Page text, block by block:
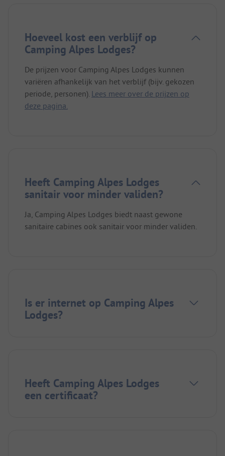
Hoeveel kost een verblijf op
Camping Alpes Lodges?
De prijzen voor Camping Alpes Lodges kunnen
variëren afhankelijk van het verblijf (bijv. gekozen
periode, personen). Lees meer over de prijzen op
deze pagina.
Heeft Camping Alpes Lodges
sanitair voor minder validen?
Ja, Camping Alpes Lodges biedt naast gewone
sanitaire cabines ook sanitair voor minder validen.
Is er internet op Camping Alpes
Lodges?
Heeft Camping Alpes Lodges
een certificaat?